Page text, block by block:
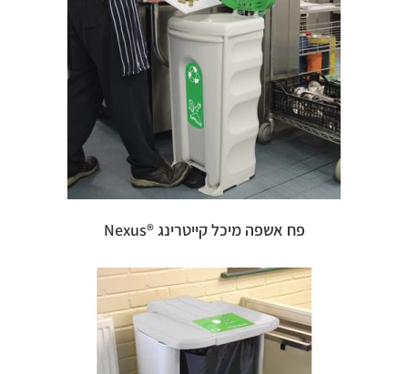
פח אשפה מיכל קייטרינג ®Nexus